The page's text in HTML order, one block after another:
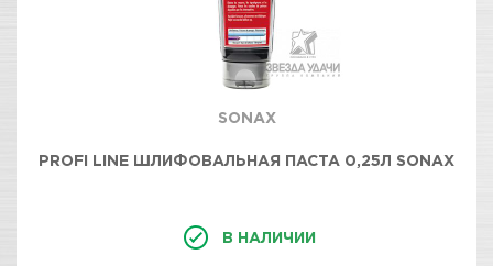
SONAX
PROFI LINE ШЛИФОВАЛЬНАЯ ПАСТА 0,25Л SONAX
В НАЛИЧИИ